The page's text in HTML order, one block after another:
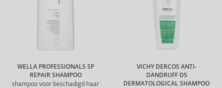
WELLA PROFESSIONALS SP
REPAIR SHAMPOO
shampoo voor beschadigd haar
VICHY DERCOS ANTI-
DANDRUFF DS
DERMATOLOGICAL SHAMPOO